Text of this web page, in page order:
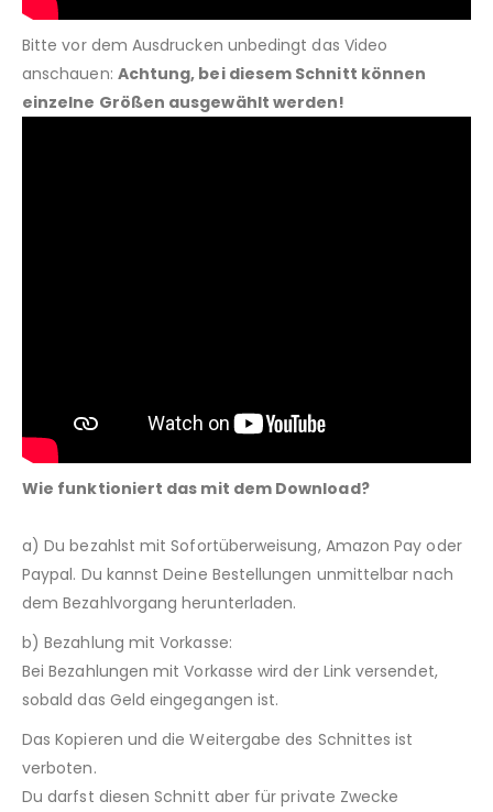
Bitte vor dem Ausdrucken unbedingt das Video
anschauen: Achtung, bei diesem Schnitt können
einzelne Größen ausgewählt werden!
Wie funktioniert das mit dem Download?
a) Du bezahlst mit Sofortüberweisung, Amazon Pay oder
Paypal. Du kannst Deine Bestellungen unmittelbar nach
dem Bezahlvorgang herunterladen.
b) Bezahlung mit Vorkasse:
Bei Bezahlungen mit Vorkasse wird der Link versendet,
sobald das Geld eingegangen ist.
Das Kopieren und die Weitergabe des Schnittes ist
verboten.
Du darfst diesen Schnitt aber für private Zwecke